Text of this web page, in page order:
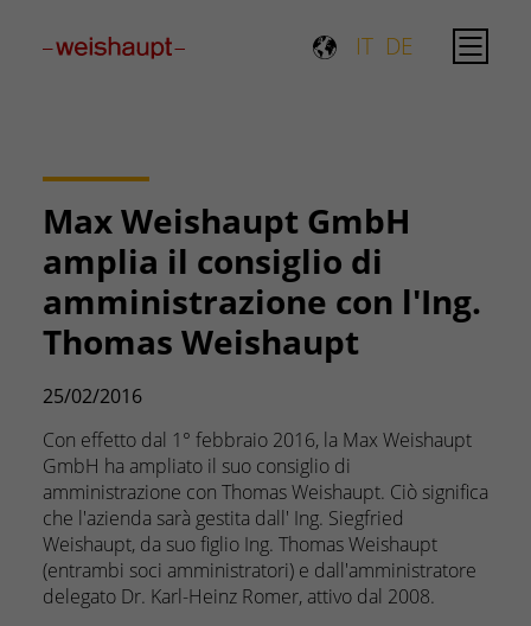
IT DE
Max Weishaupt GmbH
amplia il consiglio di
amministrazione con l'Ing.
Thomas Weishaupt
25/02/2016
Con effetto dal 1° febbraio 2016, la Max Weishaupt
GmbH ha ampliato il suo consiglio di
amministrazione con Thomas Weishaupt. Ciò significa
che l'azienda sarà gestita dall' Ing. Siegfried
Weishaupt, da suo figlio Ing. Thomas Weishaupt
(entrambi soci amministratori) e dall'amministratore
delegato Dr. Karl-Heinz Romer, attivo dal 2008.